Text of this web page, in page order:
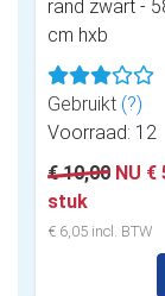
rand zwart -
cm hxb
Gebruikt (?)
Voorraad: 12
€ 10,00 NU €
stuk
€ 6,05 incl. BTW